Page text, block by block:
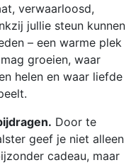
verwaarloosd,
jullie steun kunnen
– een warme plek
groeien, waar
helen en waar liefde
Door te
geef je niet alleen
cadeau, maar